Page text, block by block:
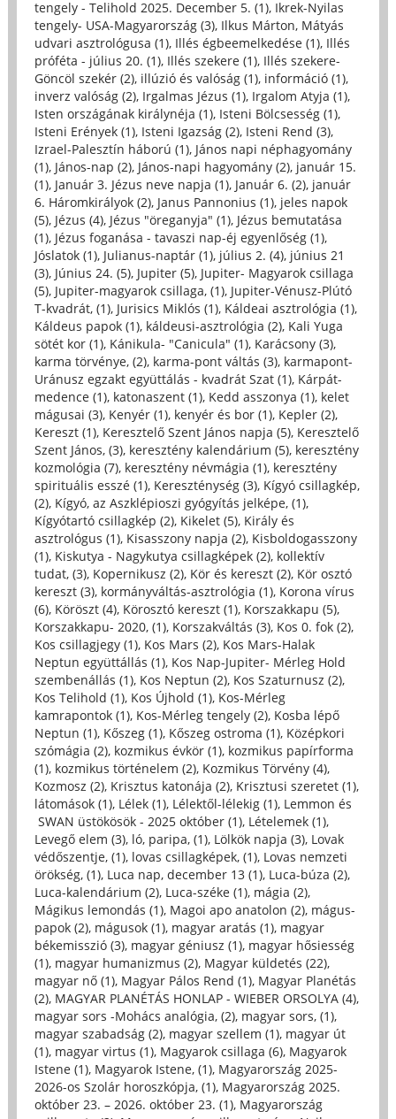
tengely - Telihold 2025. December 5. (1), Ikrek-Nyilas
tengely- USA-Magyarország (3), Ilkus Márton, Mátyás
udvari asztrológusa (1), Illés égbeemelkedése (1), Illés
próféta - július 20. (1), Illés szekere (1), Illés szekere-
Göncöl szekér (2), illúzió és valóság (1), információ (1),
inverz valóság (2), Irgalmas Jézus (1), Irgalom Atyja (1),
Isten országának királynéja (1), Isteni Bölcsesség (1),
Isteni Erények (1), Isteni Igazság (2), Isteni Rend (3),
Izrael-Palesztín háború (1), János napi néphagyomány
(1), János-nap (2), János-napi hagyomány (2), január 15.
(1), Január 3. Jézus neve napja (1), Január 6. (2), január
6. Háromkirályok (2), Janus Pannonius (1), jeles napok
(5), Jézus (4), Jézus "öreganyja" (1), Jézus bemutatása
(1), Jézus foganása - tavaszi nap-éj egyenlőség (1),
Jóslatok (1), Julianus-naptár (1), július 2. (4), június 21
(3), Június 24. (5), Jupiter (5), Jupiter- Magyarok csillaga
(5), Jupiter-magyarok csillaga, (1), Jupiter-Vénusz-Plútó
T-kvadrát, (1), Jurisics Miklós (1), Káldeai asztrológia (1),
Káldeus papok (1), káldeusi-asztrológia (2), Kali Yuga
sötét kor (1), Kánikula- "Canicula" (1), Karácsony (3),
karma törvénye, (2), karma-pont váltás (3), karmapont-
Uránusz egzakt együttálás - kvadrát Szat (1), Kárpát-
medence (1), katonaszent (1), Kedd asszonya (1), kelet
mágusai (3), Kenyér (1), kenyér és bor (1), Kepler (2),
Kereszt (1), Keresztelő Szent János napja (5), Keresztelő
Szent János, (3), keresztény kalendárium (5), keresztény
kozmológia (7), keresztény névmágia (1), keresztény
spirituális esszé (1), Kereszténység (3), Kígyó csillagkép,
(2), Kígyó, az Aszklépioszi gyógyítás jelképe, (1),
Kígyótartó csillagkép (2), Kikelet (5), Király és
asztrológus (1), Kisasszony napja (2), Kisboldogasszony
(1), Kiskutya - Nagykutya csillagképek (2), kollektív
tudat, (3), Kopernikusz (2), Kör és kereszt (2), Kör osztó
kereszt (3), kormányváltás-asztrológia (1), Korona vírus
(6), Köröszt (4), Körosztó kereszt (1), Korszakkapu (5),
Korszakkapu- 2020, (1), Korszakváltás (3), Kos 0. fok (2),
Kos csillagjegy (1), Kos Mars (2), Kos Mars-Halak
Neptun együttállás (1), Kos Nap-Jupiter- Mérleg Hold
szembenállás (1), Kos Neptun (2), Kos Szaturnusz (2),
Kos Telihold (1), Kos Újhold (1), Kos-Mérleg
kamrapontok (1), Kos-Mérleg tengely (2), Kosba lépő
Neptun (1), Kőszeg (1), Kőszeg ostroma (1), Középkori
szómágia (2), kozmikus évkör (1), kozmikus papírforma
(1), kozmikus történelem (2), Kozmikus Törvény (4),
Kozmosz (2), Krisztus katonája (2), Krisztusi szeretet (1),
látomások (1), Lélek (1), Lélektől-lélekig (1), Lemmon és
SWAN üstökösök - 2025 október (1), Lételemek (1),
Levegő elem (3), ló, paripa, (1), Lölkök napja (3), Lovak
védőszentje, (1), lovas csillagképek, (1), Lovas nemzeti
örökség, (1), Luca nap, december 13 (1), Luca-búza (2),
Luca-kalendárium (2), Luca-széke (1), mágia (2),
Mágikus lemondás (1), Magoi apo anatolon (2), mágus-
papok (2), mágusok (1), magyar aratás (1), magyar
békemisszió (3), magyar géniusz (1), magyar hősiesség
(1), magyar humanizmus (2), Magyar küldetés (22),
magyar nő (1), Magyar Pálos Rend (1), Magyar Planétás
(2), MAGYAR PLANÉTÁS HONLAP - WIEBER ORSOLYA (4),
magyar sors -Mohács analógia, (2), magyar sors, (1),
magyar szabadság (2), magyar szellem (1), magyar út
(1), magyar virtus (1), Magyarok csillaga (6), Magyarok
Istene (1), Magyarok Istene, (1), Magyarország 2025-
2026-os Szolár horoszkópja, (1), Magyarország 2025.
október 23. – 2026. október 23. (1), Magyarország